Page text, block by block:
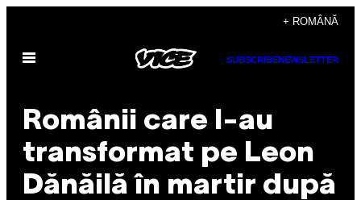
content
+ ROMÂNĂ
Open
SUBSCRIBENEWSLETTER
Românii care l-au
transformat pe Leon
Dănăilă în martir după